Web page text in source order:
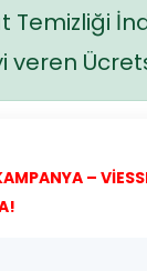
Temizliği
veren
–